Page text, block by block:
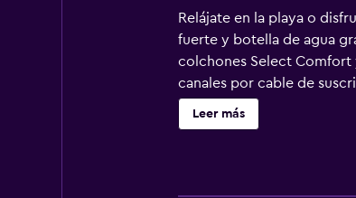
Relájate en la playa o
fuerte y botella de agua
colchones Select Comfort
canales por cable de
con cabezal de ducha tipo
servicios para las
Leer más